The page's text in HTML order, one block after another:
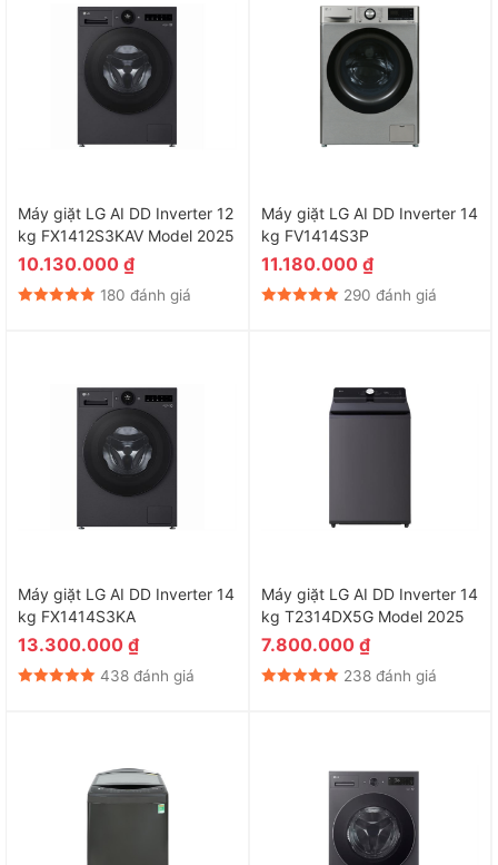
Máy giặt LG AI DD Inverter 12
kg FX1412S3KAV Model 2025
10.130.000 ₫
180 đánh giá
Máy giặt LG AI DD Inverter 14
kg FV1414S3P
11.180.000 ₫
290 đánh giá
Máy giặt LG AI DD Inverter 14
kg FX1414S3KA
13.300.000 ₫
438 đánh giá
Máy giặt LG AI DD Inverter 14
kg T2314DX5G Model 2025
7.800.000 ₫
238 đánh giá